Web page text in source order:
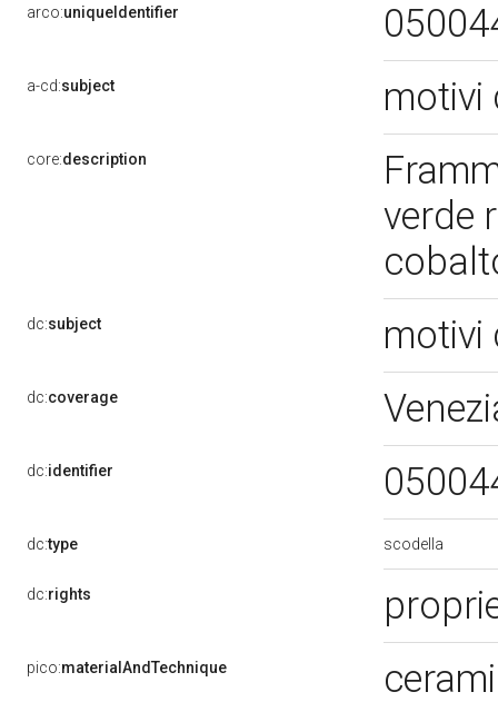
arco:uniqueIdentifier
a-cd:subject motivi
core:description
verde
dc:subject motivi
dc:coverage
dc:identifier
dc:type scodella
dc:rights
pico:materialAndTechnique